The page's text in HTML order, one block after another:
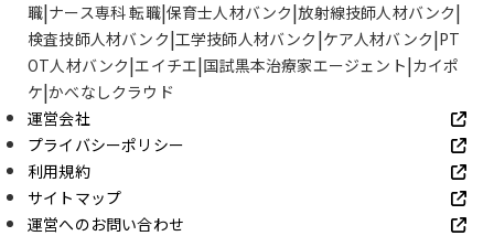
職 ナース専科 転職 保育士人材バンク 放射線技師人材バンク
検査技師人材バンク 工学技師人材バンク ケア人材バンク PT
OT人材バンク エイチエ 国試黒本治療家エージェント カイポ
ケ かべなしクラウド
運営会社
プライバシーポリシー
利用規約
サイトマップ
運営へのお問い合わせ